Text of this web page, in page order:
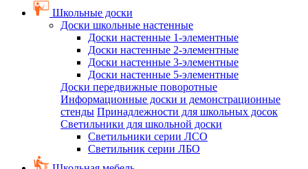
Школьные доски
Доски школьные настенные
Доски настенные 1-элементные
Доски настенные 2-элементные
Доски настенные 3-элементные
Доски настенные 5-элементные
Доски передвижные поворотные
Информационные доски и демонстрационные
стенды Принадлежности для школьных досок
Светильники для школьной доски
Светильники серии ЛСО
Светильник серии ЛБО